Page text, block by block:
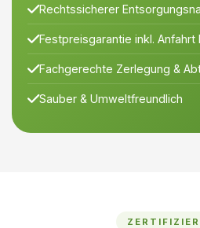
Rechtssicherer
Festpreisgarantie inkl. Anfahrt
Fachgerechte Zerlegung &
Sauber & Umweltfreundlich